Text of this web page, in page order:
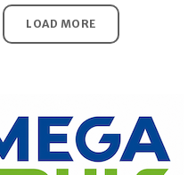
LOAD MORE